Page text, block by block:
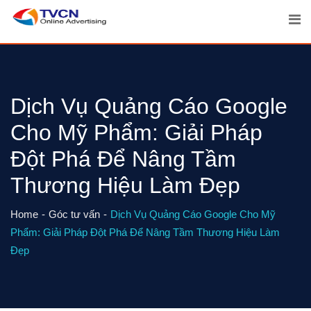
content
Dịch Vụ Quảng Cáo Google
Cho Mỹ Phẩm: Giải Pháp
Đột Phá Để Nâng Tầm
Thương Hiệu Làm Đẹp
Home Góc tư vấn
Dịch Vụ Quảng Cáo Google Cho Mỹ
Phẩm: Giải Pháp Đột Phá Để Nâng Tầm Thương Hiệu Làm
Đẹp